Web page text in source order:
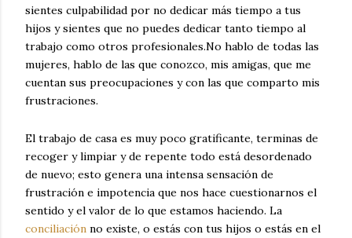
sientes culpabilidad por no dedicar más tiempo a tus
hijos y sientes que no puedes dedicar tanto tiempo al
trabajo como otros profesionales.No hablo de todas las
mujeres, hablo de las que conozco, mis amigas, que me
cuentan sus preocupaciones y con las que comparto mis
frustraciones.
El trabajo de casa es muy poco gratificante, terminas de
recoger y limpiar y de repente todo está desordenado
de nuevo; esto genera una intensa sensación de
frustración e impotencia que nos hace cuestionarnos el
sentido y el valor de lo que estamos haciendo. La
conciliación no existe, o estás con tus hijos o estás en el